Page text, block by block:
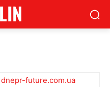
dnepr-future.com.ua